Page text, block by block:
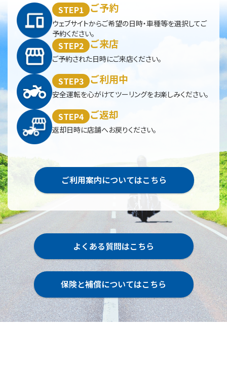
STEP1 ご予約
ウェブサイトからご希望の日時・車種等を選択してご
予約ください。
STEP2 ご来店
ご予約された日時にご来店ください。
STEP3 ご利用中
安全運転を心がけてツーリングをお楽しみください。
STEP4 ご返却
返却日時に店舗へお戻りください。
ご利用案内についてはこちら
よくある質問はこちら
保険と補償についてはこちら